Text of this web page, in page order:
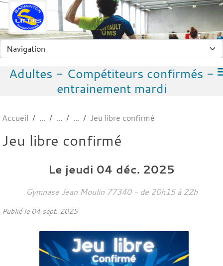
Adultes - Compétiteurs confirmés -
entrainement mardi
Accueil Jeu libre confirmé
Jeu libre confirmé
Le jeudi 04 déc. 2025
Gymnase Jean Moulin 77340 - de 20h15 à 22h
Publié le 04 sept. 2025
Panneau de gestion des cookies